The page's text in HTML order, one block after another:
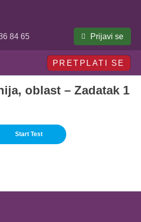
84 65 Prijavi se
PRETPLATI SE
oblast – Zadatak 1